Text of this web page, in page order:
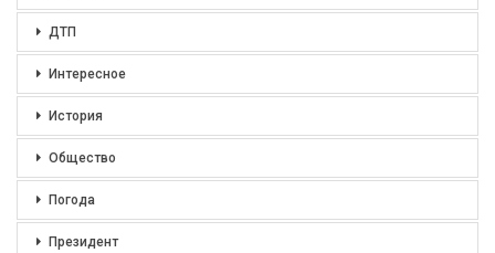
ДТП
Интересное
История
Общество
Погода
Президент